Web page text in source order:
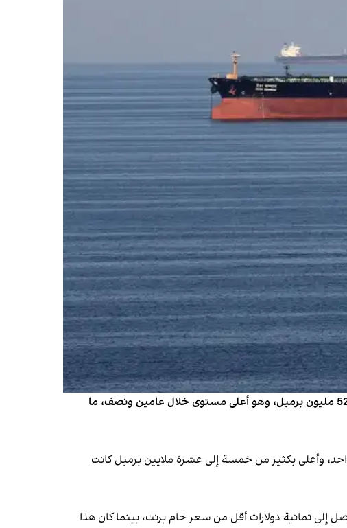
تُظهر بيانات شركة معلومات الشحن "كبلر" أن حجم النفط الخام الإيراني المخزّن على متن ناقلات عائمة في البحر بلغ 52 مليون برميل، وهو أعلى مستوى خلال عامين ونصف، ما
المخزون قبل شهر واحد، وأعلى بكثير من خمسة إلى عشرة ملايين برميل كانت
ثمانية دولارات أقل من سعر خام برنت، بينما كان هذا